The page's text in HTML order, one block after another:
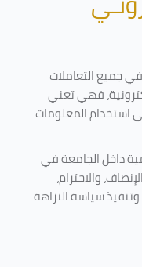
في جميع التعاملات
فهي تعني
استخدام المعلومات
داخل الجامعة في
والاحترام،
سياسة النزاهة